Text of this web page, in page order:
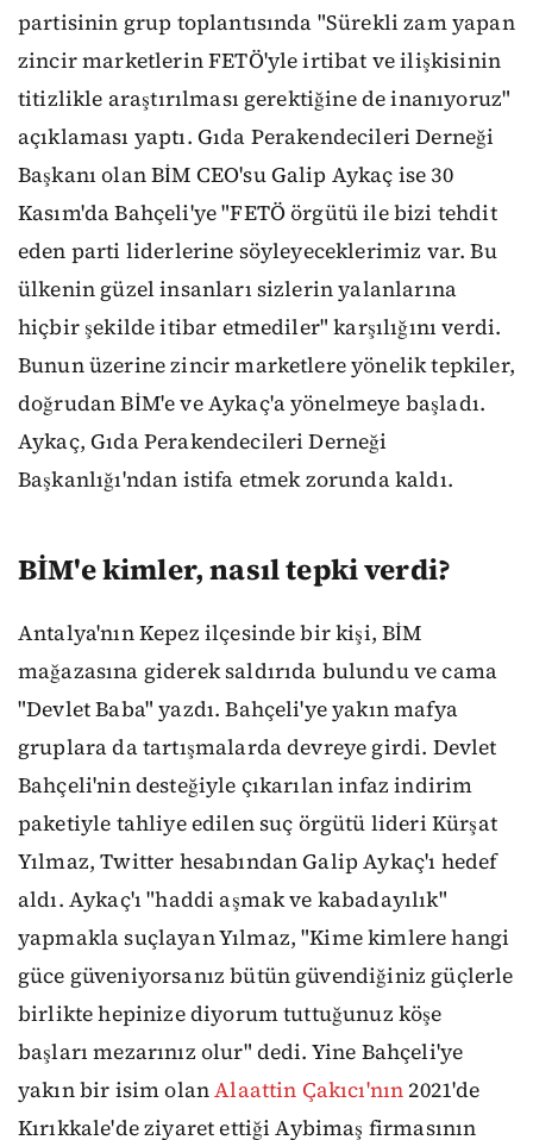
partisinin grup toplantısında "Sürekli zam yapan
zincir marketlerin FETÖ'yle irtibat ve ilişkisinin
titizlikle araştırılması gerektiğine de inanıyoruz"
açıklaması yaptı. Gıda Perakendecileri Derneği
Başkanı olan BİM CEO'su Galip Aykaç ise 30
Kasım'da Bahçeli'ye "FETÖ örgütü ile bizi tehdit
eden parti liderlerine söyleyeceklerimiz var. Bu
ülkenin güzel insanları sizlerin yalanlarına
hiçbir şekilde itibar etmediler" karşılığını verdi.
Bunun üzerine zincir marketlere yönelik tepkiler,
doğrudan BİM'e ve Aykaç'a yönelmeye başladı.
Aykaç, Gıda Perakendecileri Derneği
Başkanlığı'ndan istifa etmek zorunda kaldı.
BİM'e kimler, nasıl tepki verdi?
Antalya'nın Kepez ilçesinde bir kişi, BİM
mağazasına giderek saldırıda bulundu ve cama
"Devlet Baba" yazdı. Bahçeli'ye yakın mafya
gruplara da tartışmalarda devreye girdi. Devlet
Bahçeli'nin desteğiyle çıkarılan infaz indirim
paketiyle tahliye edilen suç örgütü lideri Kürşat
Yılmaz, Twitter hesabından Galip Aykaç'ı hedef
aldı. Aykaç'ı "haddi aşmak ve kabadayılık"
yapmakla suçlayan Yılmaz, "Kime kimlere hangi
güce güveniyorsanız bütün güvendiğiniz güçlerle
birlikte hepinize diyorum tuttuğunuz köşe
başları mezarınız olur" dedi. Yine Bahçeli'ye
yakın bir isim olanAlaattin Çakıcı'nın 2021'de
Kırıkkale'de ziyaret ettiği Aybimaş firmasının